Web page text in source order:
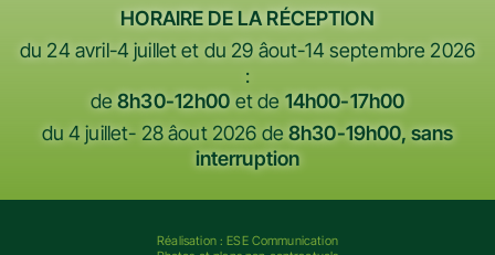
HORAIRE DE LA RÉCEPTION
du 24 avril-4 juillet et du 29 âout-14 septembre 2026
:
de8h30-12h00 et de 14h00-17h00
du 4 juillet- 28 âout 2026 de8h30-19h00, sans
interruption
Réalisation :ESE Communication